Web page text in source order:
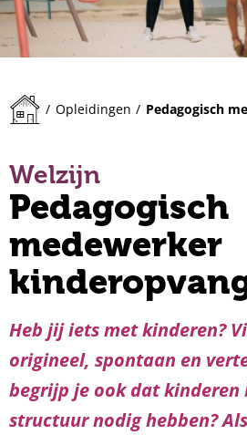
Praktisch
Organisatie
/ Opleidingen / Pedagogisch
Welzijn
Pedagogisch
medewerker
Heb jij iets met kinderen?
origineel, spontaan en
begrijp je ook dat kinderen
structuur nodig hebben? Als